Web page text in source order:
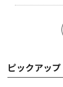
ピックアップ